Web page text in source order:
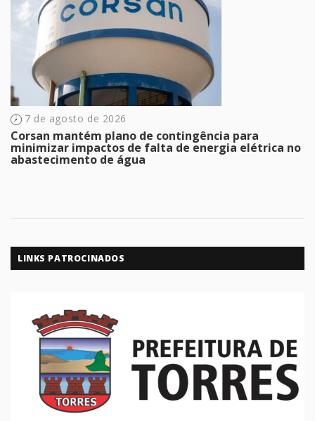
7 de agosto de 2026
Corsan mantém plano de contingência para
minimizar impactos de falta de energia elétrica no
abastecimento de água
LINKS PATROCINADOS